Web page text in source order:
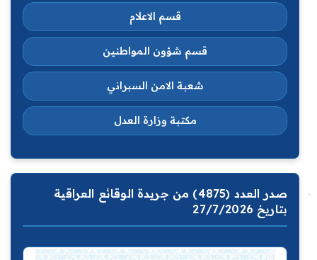
قسم الاعلام
قسم شؤون المواطنين
شعبة الامن السبراني
مكتبة وزارة العدل
صدر العدد (4875) من جريدة الوقائع العراقية
بتاريخ 27/7/2026